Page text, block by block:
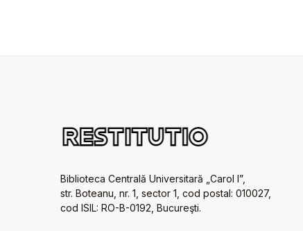
Biblioteca Centrală Universitară „Carol I”,
str. Boteanu, nr. 1, sector 1, cod postal: 010027,
cod ISIL: RO-B-0192, Bucureşti.